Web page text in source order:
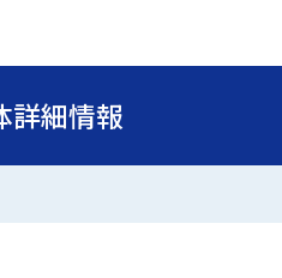
詳細情報